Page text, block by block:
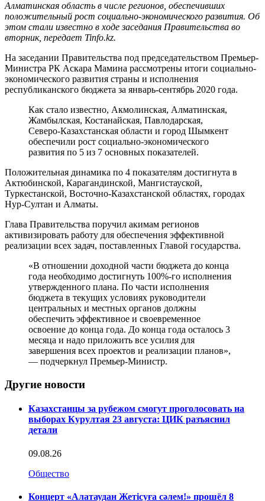
Алматинская область в числе регионов, обеспечивших
положительный рост социально-экономического развития. Об
этом стали известно в ходе заседания Правительства во
вторник, передает Tinfo.kz.
На заседании Правительства под председательством Премьер-
Министра РК Аскара Мамина рассмотрены итоги социально-
экономического развития страны и исполнения
республиканского бюджета за январь-сентябрь 2020 года.
Как стало известно, Акмолинская, Алматинская,
Жамбылская, Костанайская, Павлодарская,
Северо-Казахстанская области и город Шымкент
обеспечили рост социально-экономического
развития по 5 из 7 основных показателей.
Положительная динамика по 4 показателям достигнута в
Актюбинской, Карагандинской, Мангистауской,
Туркестанской, Восточно-Казахстанской областях, городах
Нур-Султан и Алматы.
Глава Правительства поручил акимам регионов
активизировать работу для обеспечения эффективной
реализации всех задач, поставленных Главой государства.
«В отношении доходной части бюджета до конца
года необходимо достигнуть 100%-го исполнения
утвержденного плана. По части исполнения
бюджета в текущих условиях руководители
центральных и местных органов должны
обеспечить эффективное и своевременное
освоение до конца года. До конца года осталось 3
месяца и надо приложить все усилия для
завершения всех проектов и реализации планов»,
— подчеркнул Премьер-Министр.
Другие новости
Казахстанцы за рубежом смогут проголосовать на
выборах Курултая 23 августа: ЦИК разъяснил
детали
09.08.26
Общество
Концерт «Алатаудан Жетісуға сәлем!» прошёл 8